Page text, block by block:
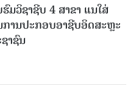
ມວິຊາຊີບ 4 ສາຂາ ແນໃສ່
ການປະກອບອາຊີບອິດສະຫຼະ
າຊົນ